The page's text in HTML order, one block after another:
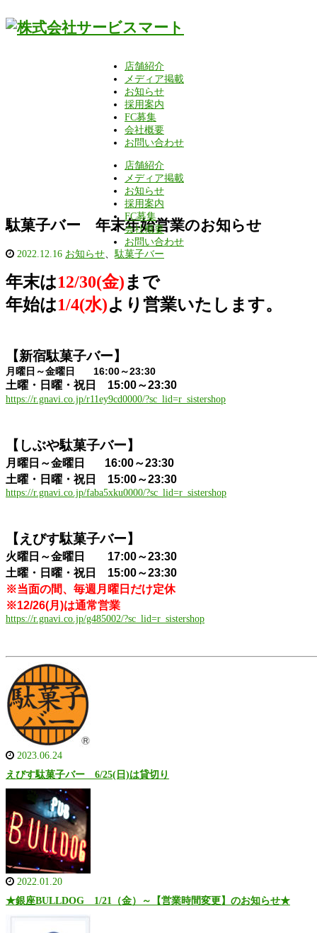
店舗紹介
メディア掲載
お知らせ
採用案内
FC募集
会社概要
お問い合わせ
店舗紹介
メディア掲載
お知らせ
採用案内
FC募集
会社概要
お問い合わせ
駄菓子バー 年末年始営業のお知らせ
2022.12.16 お知らせ 駄菓子バー
年末は12/30(金)まで
年始は1/4(水)より営業いたします。
【新宿駄菓子バー】
月曜日～金曜日 16:00～23:30
土曜・日曜・祝日 15:00～23:30
https://r.gnavi.co.jp/r11ey9cd0000/?sc_lid=r_sistershop
【しぶや駄菓子バー】
月曜日～金曜日 16:00～23:30
土曜・日曜・祝日 15:00～23:30
https://r.gnavi.co.jp/faba5xku0000/?sc_lid=r_sistershop
【えびす駄菓子バー】
火曜日～金曜日 17:00～23:30
土曜・日曜・祝日 15:00～23:30
※当面の間、毎週月曜日だけ定休
※12/26(月)は通常営業
https://r.gnavi.co.jp/g485002/?sc_lid=r_sistershop
2023.06.24
えびす駄菓子バー 6/25(日)は貸切り
2022.01.20
★銀座BULLDOG 1/21（金）～【営業時間変更】のお知らせ★